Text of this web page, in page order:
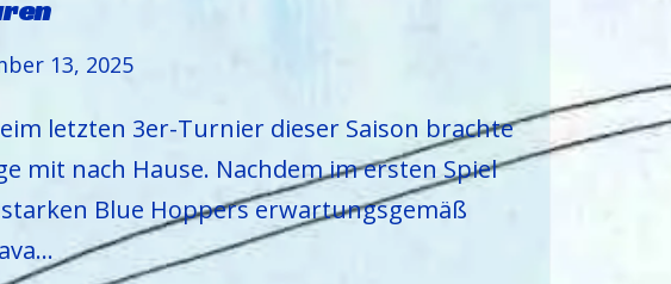
13, 2025
letzten 3er-Turnier dieser Saison brachte
mit nach Hause. Nachdem im ersten Spiel
Blue Hoppers erwartungsgemäß